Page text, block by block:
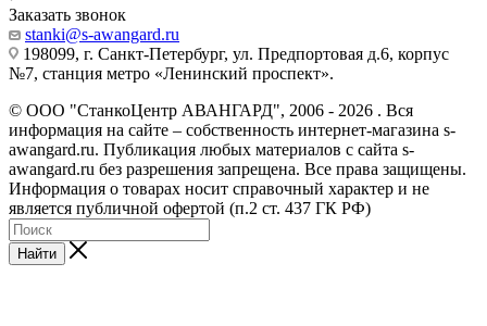
Заказать звонок
stanki@s-awangard.ru
198099, г. Санкт-Петербург, ул. Предпортовая д.6, корпус
№7, станция метро «Ленинский проспект».
© ООО "СтанкоЦентр АВАНГАРД", 2006 - 2026 . Вся
информация на сайте – собственность интернет-магазина s-
awangard.ru. Публикация любых материалов с сайта s-
awangard.ru без разрешения запрещена. Все права защищены.
Информация о товарах носит справочный характер и не
является публичной офертой (п.2 ст. 437 ГК РФ)
Найти